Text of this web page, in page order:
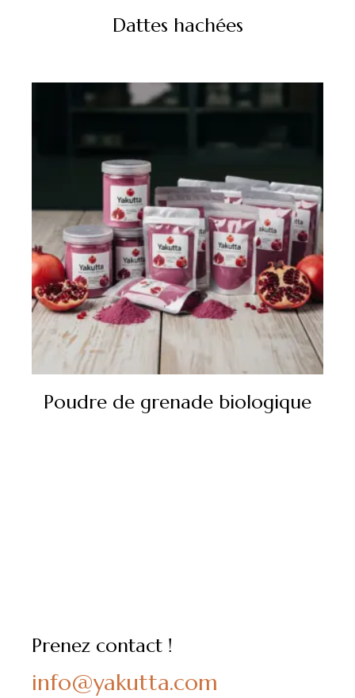
Dattes hachées
Poudre de grenade biologique
Prenez contact !
info@yakutta.com